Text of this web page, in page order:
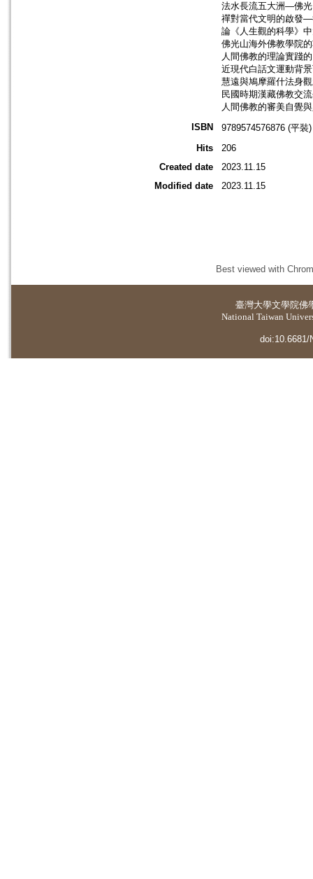
法水長流五大洲—佛
禪對當代文明的啟發
論《人生觀的科學》
佛光山海外佛教學院
人間佛教的理論實踐
近現代白話文運動背
慧遠與鳩摩羅什法身
民國時期漢藏佛教交
人間佛教的審美自覺
ISBN
9789574576876 (平裝)
Hits
206
Created date
2023.11.15
Modified date
2023.11.15
Best viewed with
臺灣大學文學院佛
National Taiwan
doi:10.6681/